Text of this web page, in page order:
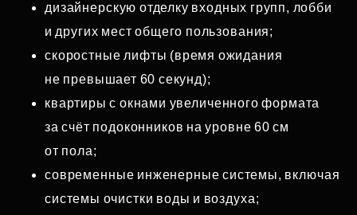
дизайнерскую отделку входных групп, лобби
и других мест общего пользования;
скоростные лифты (время ожидания
не превышает 60 секунд);
квартиры с окнами увеличенного формата
за счёт подоконников на уровне 60 см
от пола;
современные инженерные системы, включая
системы очистки воды и воздуха;